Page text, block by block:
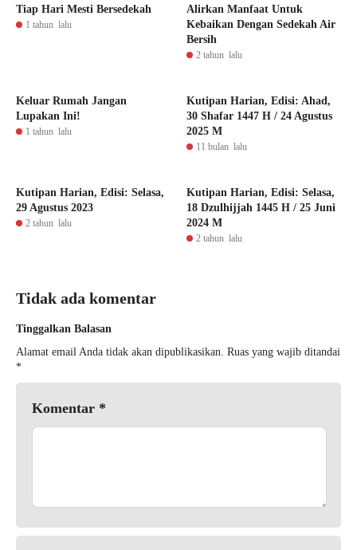
Tiap Hari Mesti Bersedekah
1 tahun lalu
Alirkan Manfaat Untuk
Kebaikan Dengan Sedekah Air
Bersih
2 tahun lalu
Keluar Rumah Jangan
Lupakan Ini!
1 tahun lalu
Kutipan Harian, Edisi: Ahad,
30 Shafar 1447 H / 24 Agustus
2025 M
11 bulan lalu
Kutipan Harian, Edisi: Selasa,
29 Agustus 2023
2 tahun lalu
Kutipan Harian, Edisi: Selasa,
18 Dzulhijjah 1445 H / 25 Juni
2024 M
2 tahun lalu
Tidak ada komentar
Tinggalkan Balasan
Alamat email Anda tidak akan dipublikasikan. Ruas yang wajib ditandai
*
Komentar *